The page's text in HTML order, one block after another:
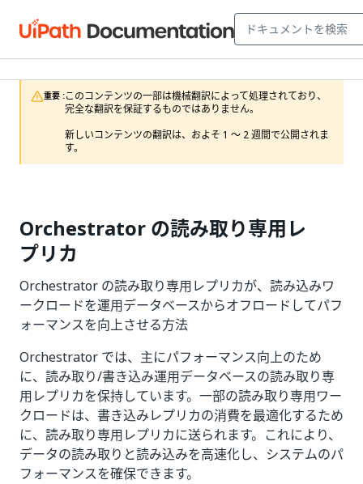
重要 :このコンテンツの一部は機械翻訳によって処理されており、
完全な翻訳を保証するものではありません。
新しいコンテンツの翻訳は、およそ 1 ～ 2 週間で公開されま
す。
Orchestrator の読み取り専用レ
プリカ
Orchestrator の読み取り専用レプリカが、読み込みワ
ークロードを運用データベースからオフロードしてパフ
ォーマンスを向上させる方法
Orchestrator では、主にパフォーマンス向上のため
に、読み取り/書き込み運用データベースの読み取り専
用レプリカを保持しています。一部の読み取り専用ワー
クロードは、書き込みレプリカの消費を最適化するため
に、読み取り専用レプリカに送られます。これにより、
データの読み取りと読み込みを高速化し、システムのパ
フォーマンスを確保できます。